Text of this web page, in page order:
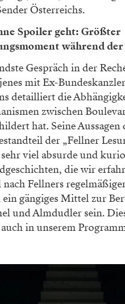
Österreichs.
Spoiler geht: Größter
während der
Gespräch in der
mit Ex-
detailliert die
zwischen
hat. Seine Aussagen
der „Fellner
sehr viel absurde und
die wir
Fellners
gängiges Mittel zur
und Almdudler sein.
in unserem